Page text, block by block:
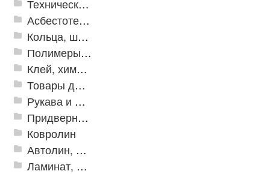
Техническая резина
Асбестотехнические и теплоизоляционные материалы
Кольца, шайбы, манжеты
Полимеры и пластики
Клей, химия, сопутствующие товары
Товары для дома
Рукава и шланги промышленные
Придверные решетки
Ковролин
Автолин, Транслин, Линолеум
Ламинат, Кварцвиниловая плитка SPC